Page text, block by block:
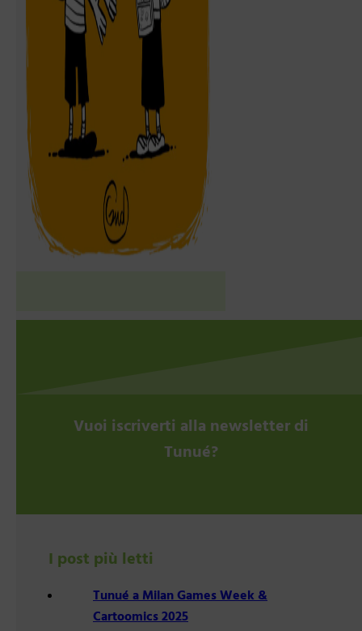
Vuoi iscriverti alla newsletter di
Tunué?
I post più letti
Tunué a Milan Games Week &
Cartoomics 2025